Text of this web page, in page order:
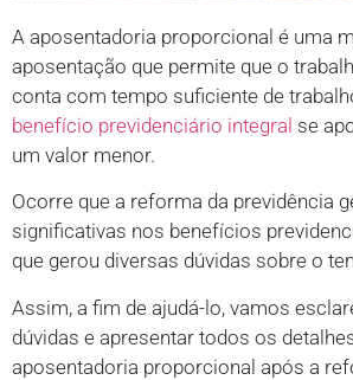
A aposentadoria proporcional é uma
aposentação que permite que o
conta com tempo suficiente de
benefício previdenciário integral se
um valor menor.
Ocorre que a reforma da previdência
significativas nos benefícios
que gerou diversas dúvidas sobre o
Assim, a fim de ajudá-lo, vamos
dúvidas e apresentar todos os
aposentadoria proporcional após a